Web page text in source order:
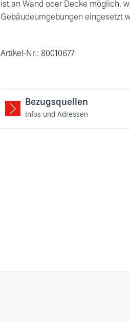
ist an Wand oder Decke möglich,
Gebäudeumgebungen eingesetzt
Artikel-Nr.: 80010677
Bezugsquellen
Infos und Adressen